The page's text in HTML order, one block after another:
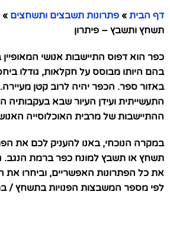
דף הבית » פתרונות תשבצים ותשחצים »
תשחץ ותשבץ – פיתרון
כפר הוא דפוס התיישבות אנושי
בהם היותו מבוסס על חקלאות, גודלו
באזור ספר. הכפר יהיה לרוב קטן
התעשייתית ועידן העיור שבא בעקבותיה
ההתיישבות של מרבית האוכלוסייה
במקרה הנוכחי, באנו להעניק לכם את
תשחץ או תשבץ למונח כפר ברמת הנגב.
את כל הפתרונות האפשריים, וביחרו את
לפי מספר המשבצות הפנויות בתשחץ /